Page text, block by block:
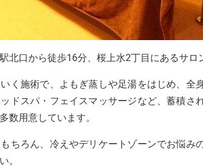
北口から徒歩16分、桜上水2丁目にあるサロ
く施術で、よもぎ蒸しや足湯をはじめ、全
ドスパ・フェイスマッサージなど、蓄積さ
数用意しています。
ちろん、冷えやデリケートゾーンでお悩み
。